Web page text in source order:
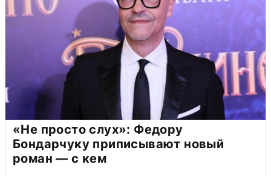
«Не просто слух»: Федору
Бондарчуку приписывают новый
роман — с кем